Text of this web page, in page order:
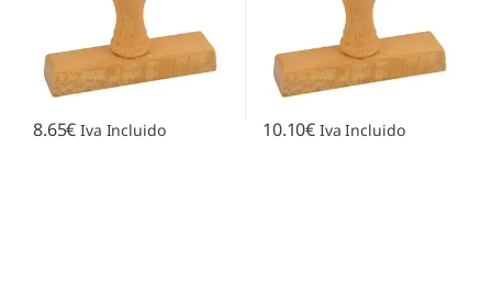
8.65€ Iva Incluido 10.10€ Iva Incluido